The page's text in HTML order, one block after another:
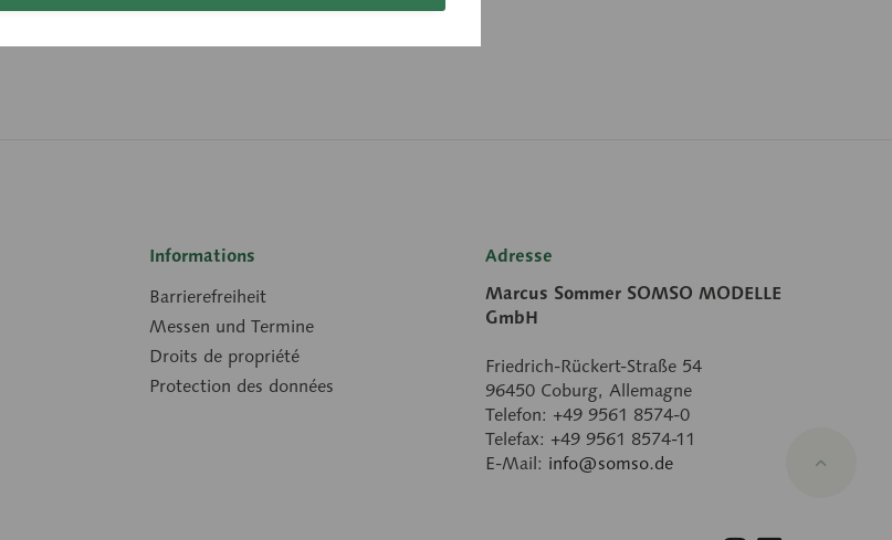
Informations
Barrierefreiheit
Messen und Termine
Droits de propriété
Protection des données
Adresse
Marcus Sommer SOMSO MODELLE
GmbH
Friedrich-Rückert-Straße 54
96450 Coburg, Allemagne
Telefon: +49 9561 8574-0
Telefax: +49 9561 8574-11
E-Mail: info@somso.de